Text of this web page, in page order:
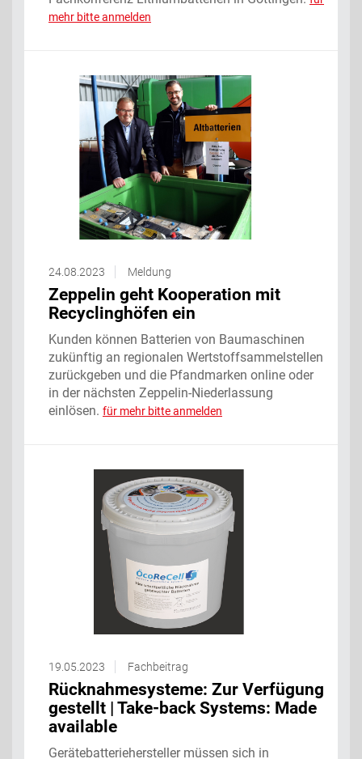
mehr bitte anmelden
24.08.2023 Meldung
Zeppelin geht Kooperation mit
Recyclinghöfen ein
Kunden können Batterien von Baumaschinen
zukünftig an regionalen Wertstoffsammelstellen
zurückgeben und die Pfandmarken online oder
in der nächsten Zeppelin-Niederlassung
einlösen. für mehr bitte anmelden
19.05.2023 Fachbeitrag
Rücknahmesysteme: Zur Verfügung
gestellt | Take-back Systems: Made
available
Gerätebatteriehersteller müssen sich in